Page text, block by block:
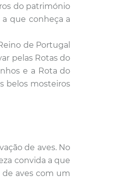
do património
que conheça a
de Portugal
pelas Rotas do
e a Rota do
belos mosteiros
de aves. No
convida a que
de aves com um